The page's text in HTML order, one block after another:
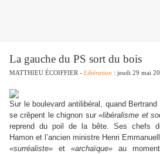
La gauche du PS sort du bois
MATTHIEU ÉCOIFFIER - Libération : jeudi 29 mai
Sur le boulevard antilibéral, quand
se crêpent le chignon sur«libéralisme et
reprend du poil de la bête. Ses chefs
Hamon et l’ancien ministre Henri
«surréaliste» et «archaïque» au